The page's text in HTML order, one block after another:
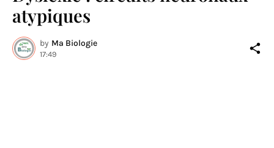
atypiques
by Ma Biologie
17:49